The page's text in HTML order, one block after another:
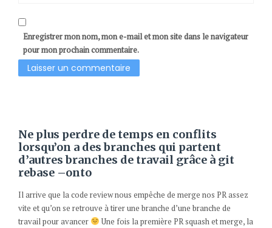
Enregistrer mon nom, mon e-mail et mon site dans le navigateur
pour mon prochain commentaire.
Ne plus perdre de temps en conflits
lorsqu’on a des branches qui partent
d’autres branches de travail grâce à git
rebase –onto
Il arrive que la code review nous empêche de merge nos PR assez
vite et qu’on se retrouve à tirer une branche d’une branche de
travail pour avancer
Une fois la première PR squash et merge, la